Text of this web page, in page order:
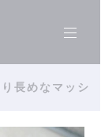
長めなマッシ